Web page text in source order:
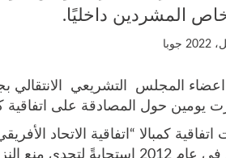
المشردين داخليًا.
جوبا
اعضاء المجلس التشريعي
يومين حول المصادقة على اتفاقية
كمبالا “اتفاقية الاتحاد
منع النزوح الداخلي في إفريقيا والتصدي له.